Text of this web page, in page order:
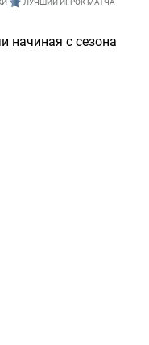
начиная с сезона